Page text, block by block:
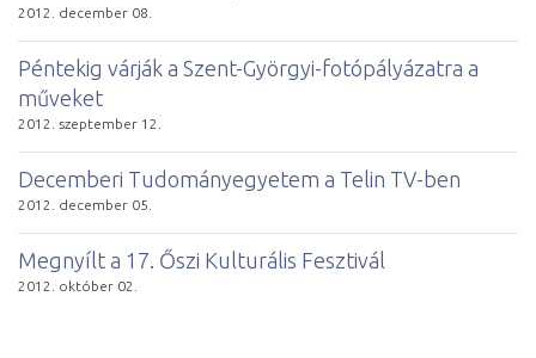
2012. december 08.
Péntekig várják a Szent-Györgyi-fotópályázatra a
műveket
2012. szeptember 12.
Decemberi Tudományegyetem a Telin TV-ben
2012. december 05.
Megnyílt a 17. Őszi Kulturális Fesztivál
2012. október 02.